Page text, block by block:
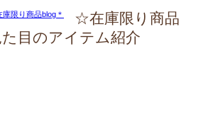
庫限り商品blog＊
☆在庫限り商品
目のアイテム紹介